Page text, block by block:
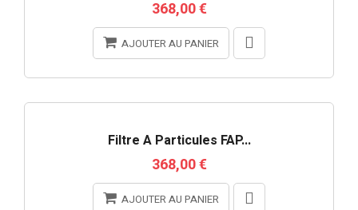
368,00 €
AJOUTER AU PANIER
Filtre À Particules FAP...
368,00 €
AJOUTER AU PANIER